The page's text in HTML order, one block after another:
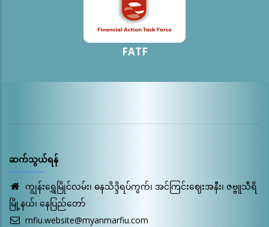
FATF
ဆက်သွယ်ရန်
ကျွန်းရွှေမြိုင်လမ်း၊ ဓနသိဒ္ဒိရပ်ကွက်၊ အင်ကြင်းဈေးအနီး၊ ဇဗ္ဗူသီရိ
မြို့နယ်၊ နေပြည်တော်
mfiu.website@myanmarfiu.com